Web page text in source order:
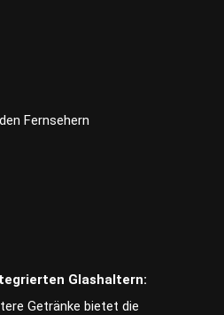
Fernsehern
Glashaltern:
Getränke bietet die